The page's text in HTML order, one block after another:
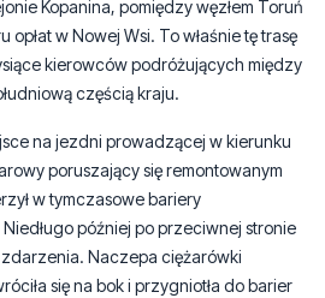
częścią kraju.
na jezdni prowadzącej w kierunku
poruszający się remontowanym
później po przeciwnej stronie
Naczepa ciężarówki
się na bok i przygniotła do barier
wysypała się znaczna część
dodatkowo skomplikowało sytuację.